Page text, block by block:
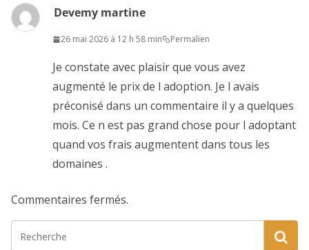
Devemy martine
26 mai 2026 à 12 h 58 min Permalien
Je constate avec plaisir que vous avez
augmenté le prix de l adoption. Je l avais
préconisé dans un commentaire il y a quelques
mois. Ce n est pas grand chose pour l adoptant
quand vos frais augmentent dans tous les
domaines .
Commentaires fermés.